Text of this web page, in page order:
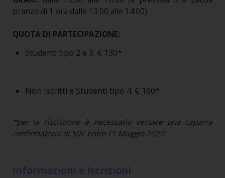
pranzo di 1 ora dalle 13:00 alle 14:00).
QUOTA DI PARTECIPAZIONE:
Studenti tipo 2 e 3: € 130*
Non Iscritti e Studenti tipo 4: € 160*
*per la l'iscrizione è necessario versare una caparra
confirmatoria di 50€ entro l'1 Maggio 2020
Informazioni e Iscrizioni